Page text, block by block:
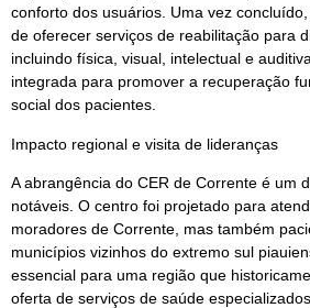
conforto dos usuários. Uma vez
de oferecer serviços de reabilitação para
incluindo física, visual, intelectual e
integrada para promover a recuperação
social dos pacientes.
Impacto regional e visita de lideranças
A abrangência do CER de Corrente é um
notáveis. O centro foi projetado para
moradores de Corrente, mas também
municípios vizinhos do extremo sul
essencial para uma região que
oferta de serviços de saúde